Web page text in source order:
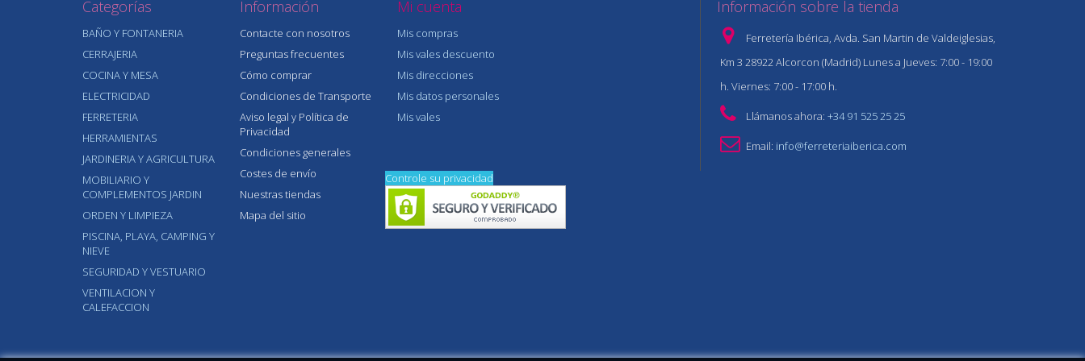
Categorías
BAÑO Y FONTANERIA
CERRAJERIA
COCINA Y MESA
ELECTRICIDAD
FERRETERIA
HERRAMIENTAS
JARDINERIA Y AGRICULTURA
MOBILIARIO Y
COMPLEMENTOS JARDIN
ORDEN Y LIMPIEZA
PISCINA, PLAYA, CAMPING Y
NIEVE
SEGURIDAD Y VESTUARIO
VENTILACION Y
CALEFACCION
Información
Contacte con nosotros
Preguntas frecuentes
Cómo comprar
Condiciones de Transporte
Aviso legal y Política de
Privacidad
Condiciones generales
Costes de envío
Nuestras tiendas
Mapa del sitio
Mi cuenta
Mis compras
Mis vales descuento
Mis direcciones
Mis datos personales
Mis vales
Información sobre la tienda
Ferretería Ibérica, Avda. San Martin de Valdeiglesias,
Km 3 28922 Alcorcon (Madrid) Lunes a Jueves: 7:00 - 19:00
h. Viernes: 7:00 - 17:00 h.
Llámanos ahora: +34 91 525 25 25
Email: info@ferreteriaiberica.com
Controle su privacidad